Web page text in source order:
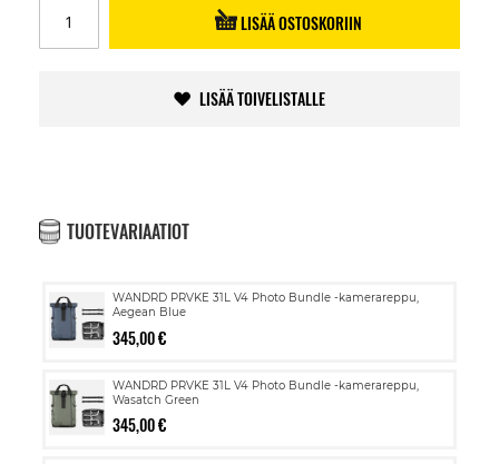
LISÄÄ OSTOSKORIIN
LISÄÄ TOIVELISTALLE
TUOTEVARIAATIOT
WANDRD PRVKE 31L V4 Photo Bundle -kamerareppu,
Aegean Blue
345,00 €
WANDRD PRVKE 31L V4 Photo Bundle -kamerareppu,
Wasatch Green
345,00 €